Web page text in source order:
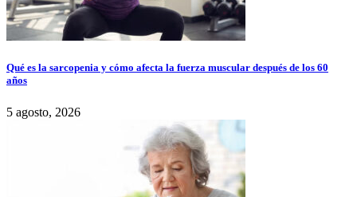
Qué es la sarcopenia y cómo afecta la fuerza muscular después de los 60
años
5 agosto, 2026